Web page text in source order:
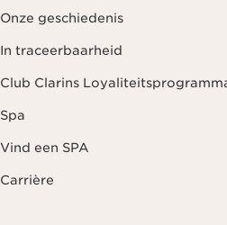
Onze geschiedenis
In traceerbaarheid
Club Clarins
Spa
Vind een SPA
Carrière